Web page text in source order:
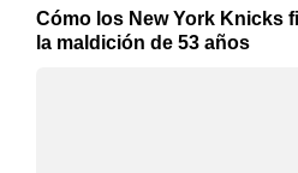
Cómo los New York Knicks
la maldición de 53 años